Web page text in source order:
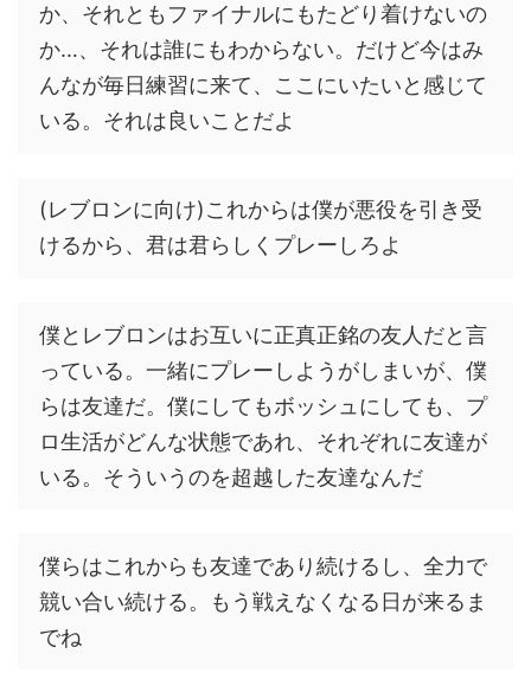
か、それともファイナルにもたどり着けないの
か…、それは誰にもわからない。だけど今はみ
んなが毎日練習に来て、ここにいたいと感じて
いる。それは良いことだよ
(レブロンに向け)これからは僕が悪役を引き受
けるから、君は君らしくプレーしろよ
僕とレブロンはお互いに正真正銘の友人だと言
っている。一緒にプレーしようがしまいが、僕
らは友達だ。僕にしてもボッシュにしても、プ
ロ生活がどんな状態であれ、それぞれに友達が
いる。そういうのを超越した友達なんだ
僕らはこれからも友達であり続けるし、全力で
競い合い続ける。もう戦えなくなる日が来るま
でね